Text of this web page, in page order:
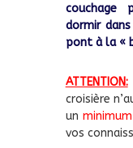
couchage
dormir
pont à la «
ATTENTION:
croisière
un
vos